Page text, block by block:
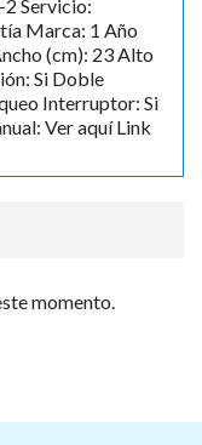
Servicio:
Marca: 1 Año
(cm): 23 Alto
Si Doble
Interruptor: Si
Ver aquí Link
momento.